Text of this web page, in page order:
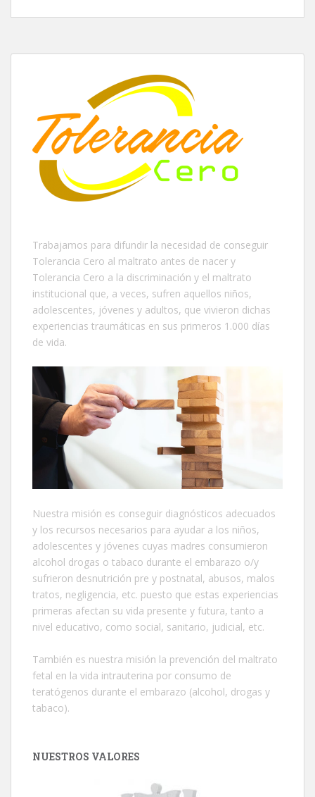
Trabajamos para difundir la necesidad de conseguir
Tolerancia Cero al maltrato antes de nacer y
Tolerancia Cero a la discriminación y el maltrato
institucional que, a veces, sufren aquellos niños,
adolescentes, jóvenes y adultos, que vivieron dichas
experiencias traumáticas en sus primeros 1.000 días
de vida.
Nuestra misión es conseguir diagnósticos adecuados
y los recursos necesarios para ayudar a los niños,
adolescentes y jóvenes cuyas madres consumieron
alcohol drogas o tabaco durante el embarazo o/y
sufrieron desnutrición pre y postnatal, abusos, malos
tratos, negligencia, etc. puesto que estas experiencias
primeras afectan su vida presente y futura, tanto a
nivel educativo, como social, sanitario, judicial, etc.
También es nuestra misión la prevención del maltrato
fetal en la vida intrauterina por consumo de
teratógenos durante el embarazo (alcohol, drogas y
tabaco).
NUESTROS VALORES